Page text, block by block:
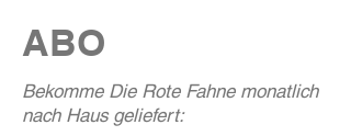
ABO
Bekomme Die Rote Fahne monatlich
nach Haus geliefert: